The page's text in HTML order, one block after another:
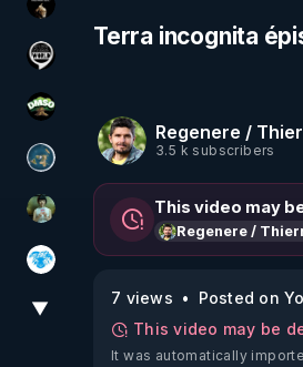
Infos et vérité
Notre Réalité Est Falsifiée Et Fausse
DMSO pour TOUS
Réinformation sur le monde
Sonmi-877
A.D.N.M
▼
Terra incognita
Regenere /
3.5 k subscribers
This video may
Regenere /
7 views
Posted on
This video may be
It was automatically